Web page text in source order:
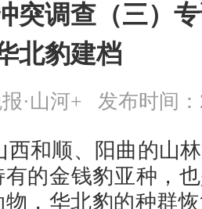
突调查（三）
北豹建档
·山河+ 发布时间：
西和顺、阳曲的山
有的金钱豹亚种，
物，华北豹的种群